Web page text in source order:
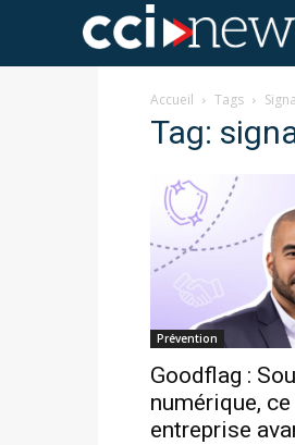
Accueil Tags
Tag:
Prévention
Goodflag :
numérique,
entreprise